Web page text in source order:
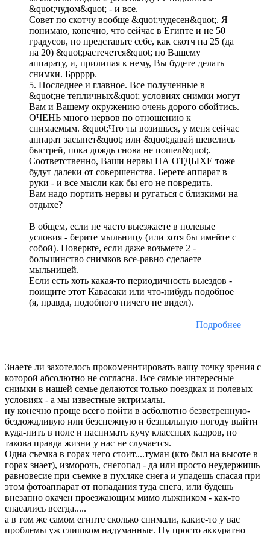
&quot;чудом&quot; - и все.
Совет по скотчу вообще &quot;чудесен&quot;. Я
понимаю, конечно, что сейчас в Египте и не 50
градусов, но представьте себе, как скотч на 25 (да
на 20) &quot;растечется&quot; по Вашему
аппарату, и, прилипая к нему, Вы будете делать
снимки. Бррррр.
5. Последнее и главное. Все полученные в
&quot;не тепличных&quot; условиях снимки могут
Вам и Вашему окружению очень дорого обойтись.
ОЧЕНЬ много нервов по отношению к
снимаемым. &quot;Что ты возишься, у меня сейчас
аппарат засыпет&quot; или &quot;давай шевелись
быстрей, пока дождь снова не пошел&quot;.
Соответственно, Ваши нервы НА ОТДЫХЕ тоже
будут далеки от совершенства. Берете аппарат в
руки - и все мысли как бы его не повредить.
Вам надо портить нервы и ругаться с близкими на
отдыхе?
В общем, если не часто выезжаете в полевые
условия - берите мыльницу (или хотя бы имейте с
собой). Поверьте, если даже возьмете 2 -
большинство снимков все-равно сделаете
мыльницей.
Если есть хоть какая-то периодичность выездов -
поищите этот Кавасаки или что-нибудь подобное
(я, правда, подобного ничего не видел).
Подробнее
Знаете ли захотелось прокоменнтировать вашу точку зрения с
которой абсолютно не согласна. Все самые интересные
снимки в нашей семье делаются только поездках и полевых
условиях - а мы известные эктрималы.
ну конечно проще всего пойти в асболютно безветренную-
бездождливую или безснежную и безпыльную погоду выйти
куда-нить в поле и наснимать кучу классных кадров, но
такова правда жизни у нас не случается.
Одна съемка в горах чего стоит....туман (кто был на высоте в
горах знает), изморочь, снегопад - да или просто неудержишь
равновесие при съемке в пухляке снега и упадешь спасая при
этом фотоаппарат от попадания туда снега, или будешь
внезапно окачен проезжающим мимо лыжником - как-то
спасались всегда.....
а в том же самом египте сколько снимали, какие-то у вас
проблемы уж слишком надуманные. Ну просто аккуратно